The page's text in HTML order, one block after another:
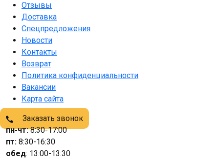
Отзывы
Доставка
Спецпредложения
Новости
Контакты
Возврат
Политика конфиденциальности
Вакансии
Карта сайта
Заказать звонок
пн-чт:8:30-17:00
пт: 8:30-16:30
обед: 13:00-13:30